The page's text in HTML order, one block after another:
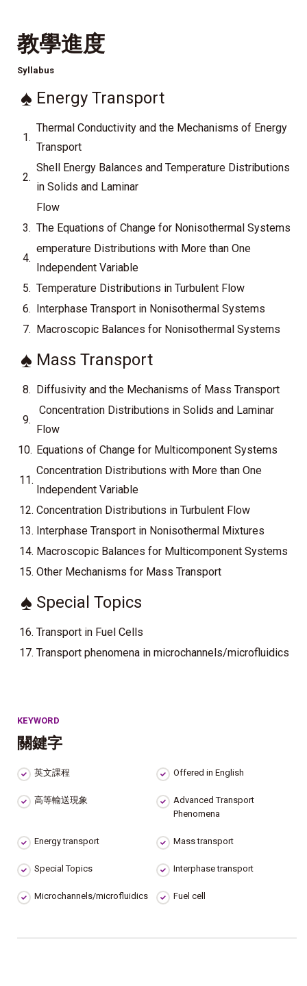
教學進度
Syllabus
♠ Energy Transport
1.
Thermal Conductivity and the Mechanisms of Energy
Transport
2.
Shell Energy Balances and Temperature Distributions
in Solids and Laminar
Flow
3. The Equations of Change for Nonisothermal Systems
4.
emperature Distributions with More than One
Independent Variable
5. Temperature Distributions in Turbulent Flow
6. Interphase Transport in Nonisothermal Systems
7. Macroscopic Balances for Nonisothermal Systems
♠ Mass Transport
8. Diffusivity and the Mechanisms of Mass Transport
9.
Concentration Distributions in Solids and Laminar
Flow
10. Equations of Change for Multicomponent Systems
11.
Concentration Distributions with More than One
Independent Variable
12. Concentration Distributions in Turbulent Flow
13. Interphase Transport in Nonisothermal Mixtures
14. Macroscopic Balances for Multicomponent Systems
15. Other Mechanisms for Mass Transport
♠ Special Topics
16. Transport in Fuel Cells
17. Transport phenomena in microchannels/microfluidics
KEYWORD
關鍵字
英文課程 Offered in English
高等輸送現象
Advanced Transport
Phenomena
Energy transport Mass transport
Special Topics Interphase transport
Microchannels/microfluidics Fuel cell